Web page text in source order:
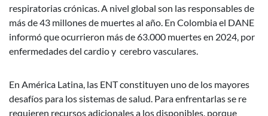
respiratorias crónicas. A nivel global son las responsables de
más de 43 millones de muertes al año. En Colombia el DANE
informó que ocurrieron más de 63.000 muertes en 2024, por
enfermedades del cardio y cerebro vasculares.
En América Latina, las ENT constituyen uno de los mayores
desafíos para los sistemas de salud. Para enfrentarlas se re
requieren recursos adicionales a los disponibles, porque